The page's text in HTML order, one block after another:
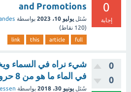
0
إجابة
and Promotions
سُئل يوليو 10، 2023 بواسطة
(
120 نقاط)
full
article
this
link
0
0
شيء نراه في السماء
في الماء ما هو من 8 حروف
سُئل يونيو 30، 2018 بواسطة